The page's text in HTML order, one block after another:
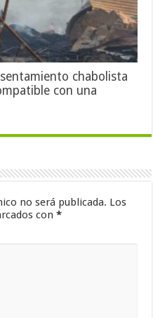
chabolista
con una
no será publicada. Los
con*